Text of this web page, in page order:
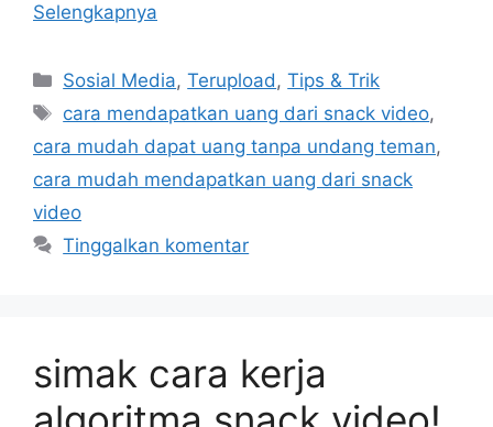
Selengkapnya
Kategori
Sosial Media,Terupload,Tips & Trik
Tag
cara mendapatkan uang dari snack video,
cara mudah dapat uang tanpa undang teman,
cara mudah mendapatkan uang dari snack
video
Tinggalkan komentar
simak cara kerja